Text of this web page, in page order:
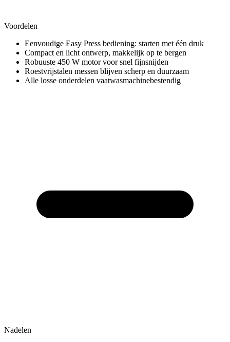
Voordelen
Eenvoudige Easy Press bediening: starten met één druk
Compact en licht ontwerp, makkelijk op te bergen
Robuuste 450 W motor voor snel fijnsnijden
Roestvrijstalen messen blijven scherp en duurzaam
Alle losse onderdelen vaatwasmachinebestendig
Nadelen